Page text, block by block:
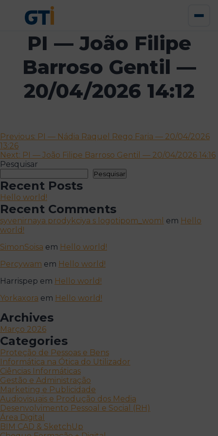
PI — João Filipe
Barroso Gentil —
20/04/2026 14:12
Navegação
de
artigos
Previous: PI — Nádia Raquel Rego Faria — 20/04/2026
13:26
Next: PI — João Filipe Barroso Gentil — 20/04/2026 14:16
Pesquisar
Pesquisar
Recent Posts
Hello world!
Recent Comments
syvenirnaya prodykciya s logotipom_woml em Hello
world!
SimonSoisa em Hello world!
Percywam em Hello world!
Harrispep em Hello world!
Yorkaxora em Hello world!
Archives
Março 2026
Categories
Proteção de Pessoas e Bens
Informática na Ótica do Utilizador
Ciências Informáticas
Gestão e Administração
Marketing e Publicidade
Audiovisuais e Produção dos Media
Desenvolvimento Pessoal e Social (RH)
Área Digital
BIM CAD & SketchUp